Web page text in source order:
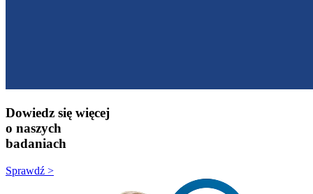
Dowiedz się więcej
o naszych
badaniach
Sprawdź >